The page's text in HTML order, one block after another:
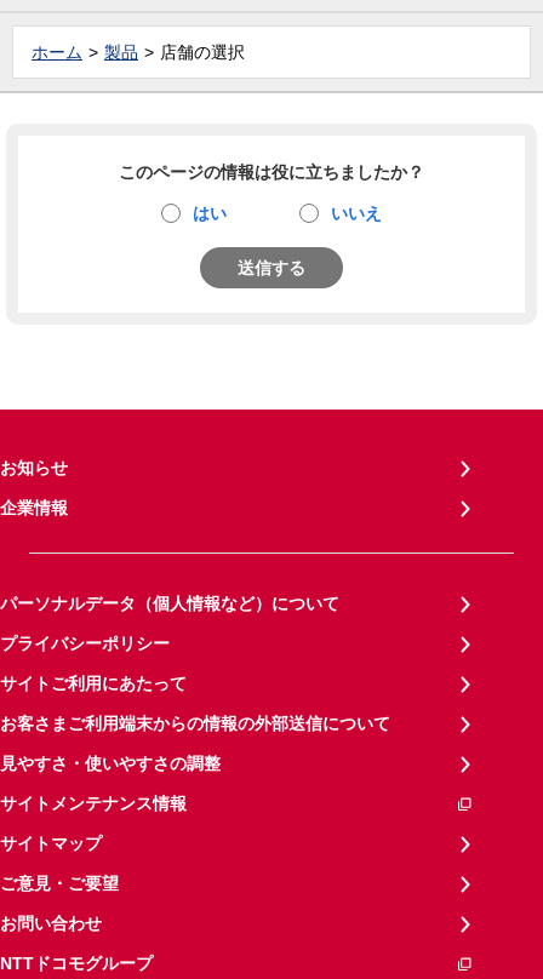
ホーム 製品 店舗の選択
このページの情報は役に立ちましたか？
はい いいえ
送信する
お知らせ
企業情報
パーソナルデータ（個人情報など）について
プライバシーポリシー
サイトご利用にあたって
お客さまご利用端末からの情報の外部送信について
見やすさ・使いやすさの調整
サイトメンテナンス情報
サイトマップ
ご意見・ご要望
お問い合わせ
NTTドコモグループ